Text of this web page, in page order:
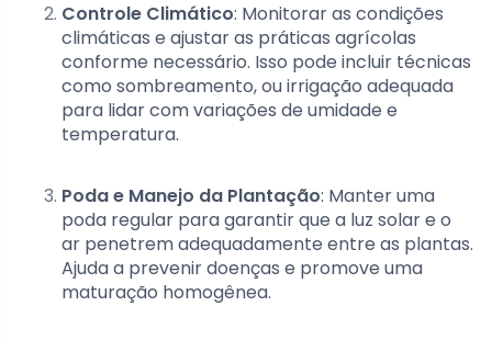
Controle Climático: Monitorar as condições
climáticas e ajustar as práticas agrícolas
conforme necessário. Isso pode incluir técnicas
como sombreamento, ou irrigação adequada
para lidar com variações de umidade e
temperatura.
Poda e Manejo da Plantação: Manter uma
poda regular para garantir que a luz solar e o
ar penetrem adequadamente entre as plantas.
Ajuda a prevenir doenças e promove uma
maturação homogênea.